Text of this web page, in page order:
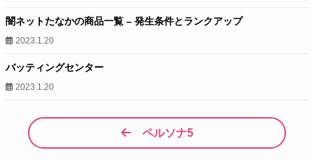
闇ネットたなかの商品一覧 – 発生条件とランクアップ
2023.1.20
バッティングセンター
2023.1.20
ペルソナ5